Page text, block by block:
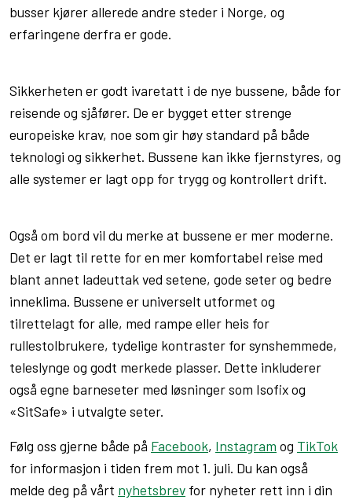
busser kjører allerede andre steder i Norge, og
erfaringene derfra er gode.
Sikkerheten er godt ivaretatt i de nye bussene, både for
reisende og sjåfører. De er bygget etter strenge
europeiske krav, noe som gir høy standard på både
teknologi og sikkerhet. Bussene kan ikke fjernstyres, og
alle systemer er lagt opp for trygg og kontrollert drift.
Også om bord vil du merke at bussene er mer moderne.
Det er lagt til rette for en mer komfortabel reise med
blant annet ladeuttak ved setene, gode seter og bedre
inneklima. Bussene er universelt utformet og
tilrettelagt for alle, med rampe eller heis for
rullestolbrukere, tydelige kontraster for synshemmede,
teleslynge og godt merkede plasser. Dette inkluderer
også egne barneseter med løsninger som Isofix og
«SitSafe» i utvalgte seter.
Følg oss gjerne både på Facebook, Instagram og TikTok
for informasjon i tiden frem mot 1. juli. Du kan også
melde deg på vårt nyhetsbrev for nyheter rett inn i din